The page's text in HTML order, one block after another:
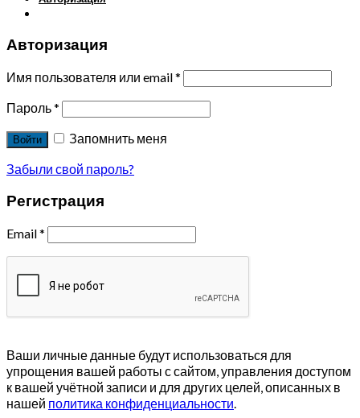
Авторизация
Имя пользователя или email*
Пароль*
Войти
Запомнить меня
Забыли свой пароль?
Регистрация
Email*
Ваши личные данные будут использоваться для
упрощения вашей работы с сайтом, управления доступом
к вашей учётной записи и для других целей, описанных в
нашей политика конфиденциальности.